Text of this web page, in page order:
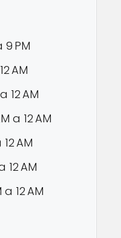
9 PM
AM
12 AM
a 12 AM
AM
12 AM
12 AM